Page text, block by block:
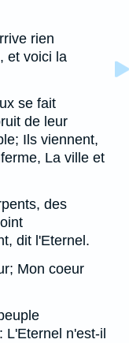
rien
et voici la
se fait
de leur
Ils viennent,
La ville et
des
dit l'Eternel.
Mon coeur
n'est-il